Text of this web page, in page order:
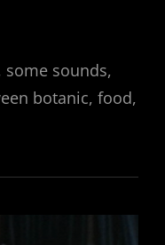
sounds,
botanic, food,